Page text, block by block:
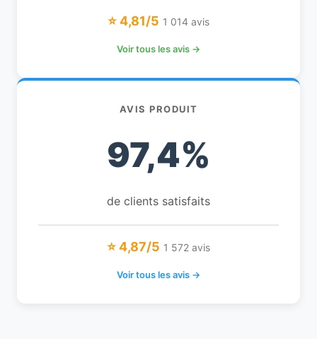
⭐ 4,81/5 1 014 avis
Voir tous les avis →
AVIS PRODUIT
97,4%
de clients satisfaits
⭐ 4,87/5 1 572 avis
Voir tous les avis →